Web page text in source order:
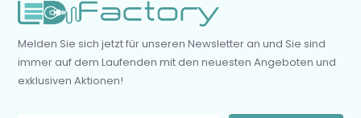
Melden Sie sich jetzt für unseren Newsletter an und Sie sind
immer auf dem Laufenden mit den neuesten Angeboten und
exklusiven Aktionen!